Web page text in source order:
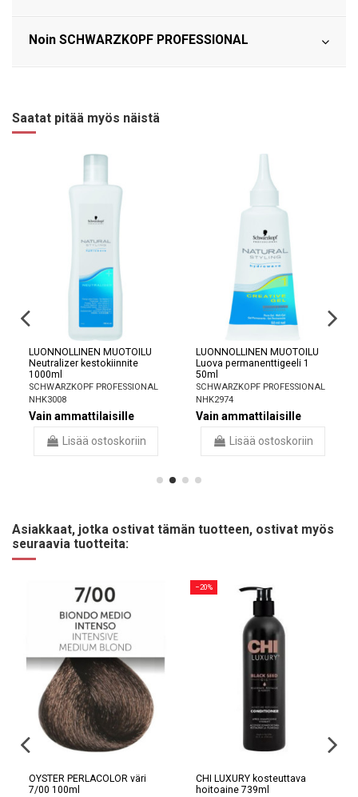
Noin SCHWARZKOPF PROFESSIONAL
Saatat pitää myös näistä
LUONNOLLINEN MUOTOILU
Neutralizer kestokiinnite
1000ml
SCHWARZKOPF PROFESSIONAL
NHK3008
Vain ammattilaisille
Lisää ostoskoriin
LUONNOLLINEN MUOTOILU
Luova permanenttigeeli 1
50ml
SCHWARZKOPF PROFESSIONAL
NHK2974
Vain ammattilaisille
Lisää ostoskoriin
Asiakkaat, jotka ostivat tämän tuotteen, ostivat myös
seuraavia tuotteita:
OYSTER PERLACOLOR väri
7/00 100ml
−20%
CHI LUXURY kosteuttava
hoitoaine 739ml